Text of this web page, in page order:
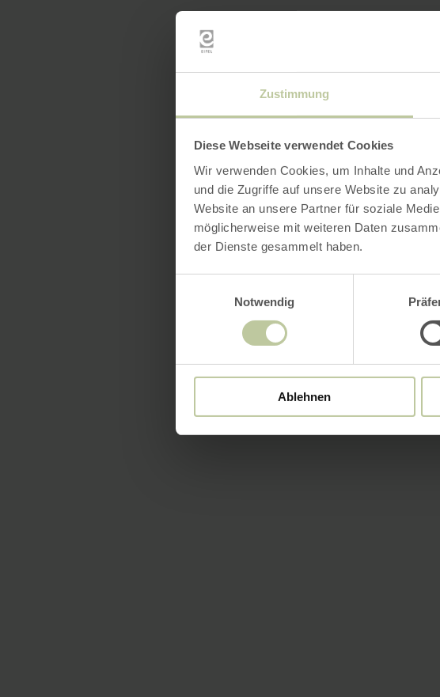
Zustimmung
Diese Webseite verwendet Cookies
Wir verwenden Cookies, um Inhalte und
und die Zugriffe auf unsere Website zu
Website an unsere Partner für soziale
möglicherweise mit weiteren Daten
der Dienste gesammelt haben.
Notwendig
Ablehnen